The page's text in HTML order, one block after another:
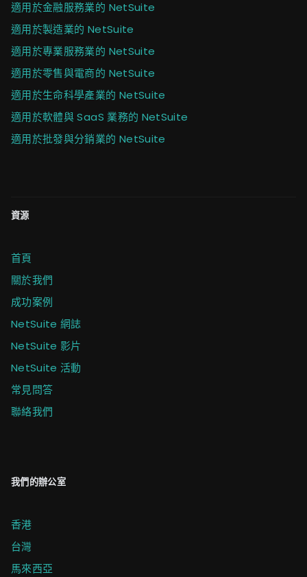
適用於金融服務業的 NetSuite
適用於製造業的 NetSuite
適用於專業服務業的 NetSuite
適用於零售與電商的 NetSuite
適用於生命科學產業的 NetSuite
適用於軟體與 SaaS 業務的 NetSuite
適用於批發與分銷業的 NetSuite
資源
首頁
關於我們
成功案例
NetSuite 網誌
NetSuite 影片
NetSuite 活動
常見問答
聯絡我們
我們的辦公室
香港
台灣
馬來西亞